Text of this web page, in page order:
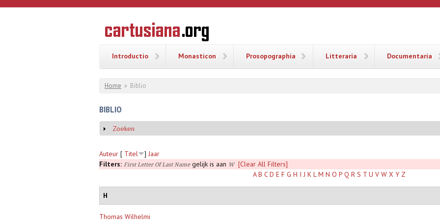
Overslaan en naar de inhoud gaan
CARTUSIANA
Geschiedenis
van de
Introductio Monasticon Prosopographia Litteraria Documentaria
U bent hier
Home » Biblio
BIBLIO
Weergeven
Zoeken
Auteur [ Titel ] Jaar
Filters: First Letter Of Last Namegelijk is aan W
[Clear All Filters]
A B C D E F G H I J K L M N O P Q R S T U V W X Y Z
H
Thomas Wilhelmi